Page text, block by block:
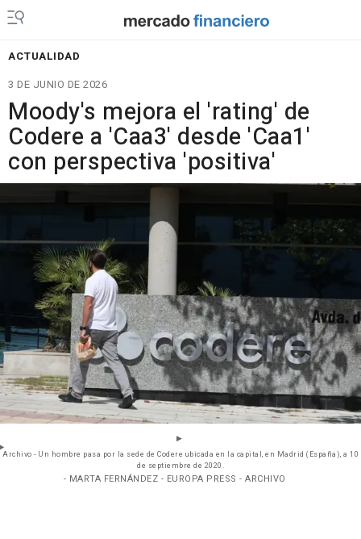
ACTUALIDAD
3 DE JUNIO DE 2026
Moody's mejora el 'rating' de
Codere a 'Caa3' desde 'Caa1'
con perspectiva 'positiva'
Archivo - Un hombre pasa por la sede de Codere ubicada en la capital, en Madrid (España), a 10
de septiembre de 2020.
- MARTA FERNÁNDEZ - EUROPA PRESS - ARCHIVO